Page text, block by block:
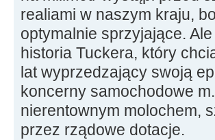
realiami w naszym kraju,
optymalnie sprzyjające.
historia Tuckera, który
lat wyprzedzający swoją
koncerny samochodowe
nierentownym molochem,
przez rządowe dotacje.